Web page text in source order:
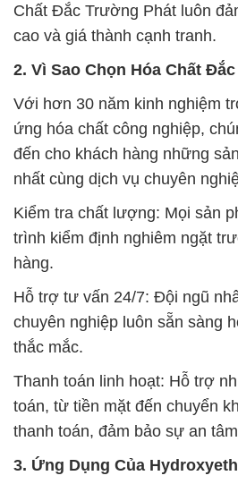
Chất Đắc Trường Phát luôn
cao và giá thành cạnh tranh.
2. Vì Sao Chọn Hóa Chất
Với hơn 30 năm kinh nghiệm
ứng hóa chất công nghiệp,
đến cho khách hàng những
nhất cùng dịch vụ chuyên
Kiểm tra chất lượng: Mọi sản
trình kiểm định nghiêm ngặt
hàng.
Hỗ trợ tư vấn 24/7: Đội ngũ
chuyên nghiệp luôn sẵn sàng
thắc mắc.
Thanh toán linh hoạt: Hỗ trợ
toán, từ tiền mặt đến chuyển
thanh toán, đảm bảo sự an
3. Ứng Dụng Của